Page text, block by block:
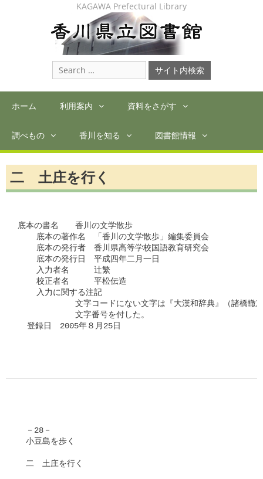
KAGAWA Prefectural Library
Search
for:
ホーム 利用案内 資料をさがす
調べもの 香川を知る 図書館情報
二 土庄を行く
底本の書名　　香川の文学散歩
    底本の著作名　「香川の文学散歩」編集委員会
    底本の発行者　香川県高等学校国語教育研究会
    底本の発行日　平成四年二月一日
    入力者名　　　辻繁
    校正者名　　　平松伝造
    入力に関する注記
文字コードにない文字は『大漢和辞典』（諸橋轍次著
文字番号を付した。
  登録日　2005年８月25日
－28－
小豆島を歩く
二　土庄を行く